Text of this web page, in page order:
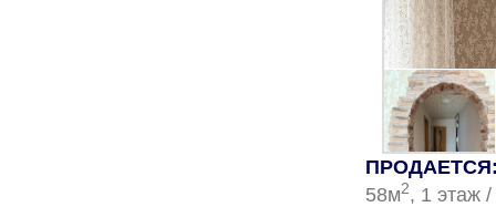
ПРОДАЕТСЯ:
58м2, 1 этаж